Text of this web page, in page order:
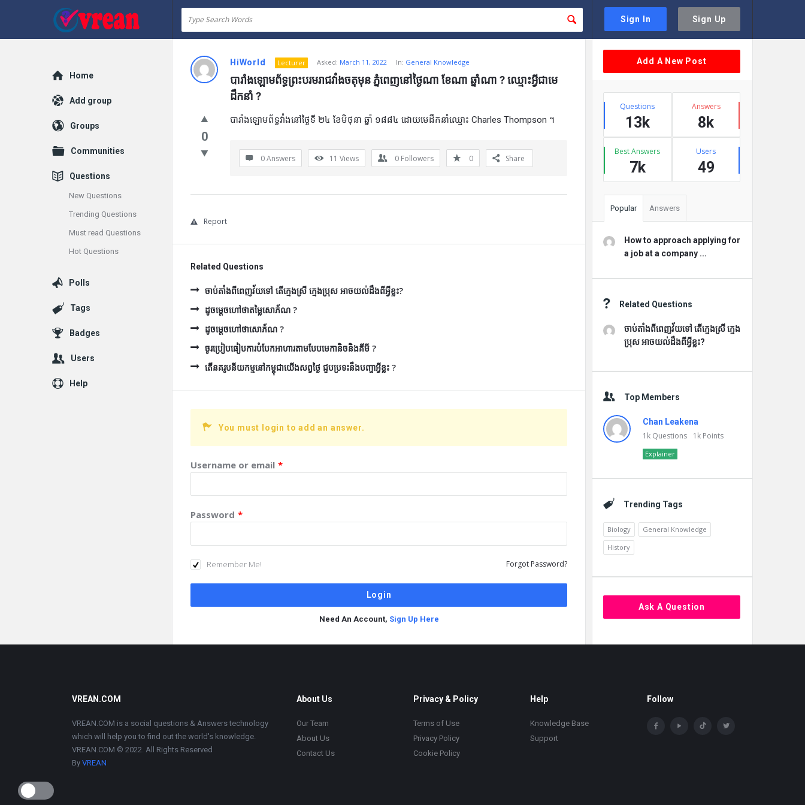
Sign In Sign Up
vrean.com
HiWorld Lecturer Asked: March 11, 2022 In: General Knowledge
បារាំងឡោមព័ទ្ធព្រះបរមរាជវាំងចតុមុន ភ្នំពេញនៅថ្ងៃណា ខែណា ឆ្នាំណា ? ឈ្មោះអ្វីជាមេ
ដឹកនាំ ?
0
បារាំងឡោមព័ទ្ធវាំងនៅថ្ងៃទី ២៤ ខែមិថុនា ឆ្នាំ ១៨៨៤ ដោយមេដឹកនាំឈ្មោះ Charles Thompson ។
0 Answers 11 Views 0 Followers 0 Share
Report
Related Questions
ចាប់តាំងពីពេញវ័យទៅ តើក្មេងស្រី ក្មេងប្រុស អាចយល់ដឹងពីអ្វីខ្លះ?
ដូចម្ដេចហៅថាតម្លៃសោភ័ណ ?
ដូចម្ដេចហៅថាសោភ័ណ ?
ចូរប្រៀបធៀបការបំបែកអាហារតាមបែបមេកានិចនិងគីមី ?
តើនគរូបនីយកម្មនៅកម្ពុជាយើងសព្វថ្ងៃ ជួបប្រទះនឹងបញ្ហាអ្វីខ្លះ ?
You must login to add an answer.
Username or email *
Password *
Remember Me! Forgot Password?
Need An Account, Sign Up Here
Sidebar
Add A New Post
Stats
Questions
13k
Answers
8k
Best Answers
7k
Users
49
Popular Answers
How to approach applying for
a job at a company ...
Related Questions
ចាប់តាំងពីពេញវ័យទៅ តើក្មេងស្រី ក្មេង
ប្រុស អាចយល់ដឹងពីអ្វីខ្លះ?
Top Members
Chan Leakena
1k Questions 1k Points
Explainer
Trending Tags
Biology
General Knowledge
History
Ask A Question
Explore
Home
Add group
Groups
Communities
Questions
New Questions
Trending Questions
Must read Questions
Hot Questions
Polls
Tags
Badges
Users
Help
Footer
VREAN.COM
VREAN.COM is a social questions & Answers technology
which will help you to find out the world's knowledge.
VREAN.COM © 2022. All Rights Reserved
By VREAN
About Us
Our Team
About Us
Contact Us
Privacy & Policy
Terms of Use
Privacy Policy
Cookie Policy
Help
Knowledge Base
Support
Follow